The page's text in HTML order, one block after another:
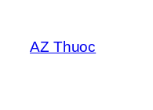
phầnAZ Thuoc